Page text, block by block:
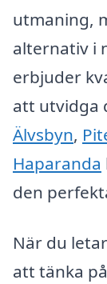
utmaning,
alternativ i
erbjuder
att utvidga
Älvsbyn,
Haparanda
den
När du
att tänka